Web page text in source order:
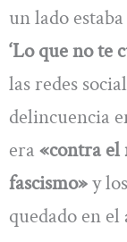
un lado
‘Lo que no te
las redes
delincuencia
era «contra el
fascismo»y
quedado en